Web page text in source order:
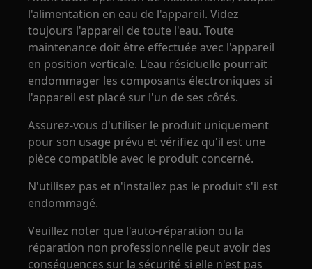
l'alimentation en eau de l'appareil. Videz
toujours l'appareil de toute l'eau. Toute
maintenance doit être effectuée avec l'appareil
en position verticale. L'eau résiduelle pourrait
endommager les composants électroniques si
l'appareil est placé sur l'un de ses côtés.
Assurez-vous d'utiliser le produit uniquement
pour son usage prévu et vérifiez qu'il est une
pièce compatible avec le produit concerné.
N'utilisez pas et n'installez pas le produit s'il est
endommagé.
Veuillez noter que l'auto-réparation ou la
réparation non professionnelle peut avoir des
conséquences sur la sécurité si elle n'est pas